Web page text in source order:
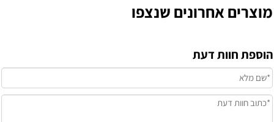
מוצרים אחרונים שנצפו
הוספת חוות דעת